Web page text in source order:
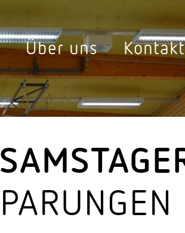
Leuchten
Aussen­leuchten
Down­lights
LED Leuch­ten­ein­sätze
Über uns Kontakt